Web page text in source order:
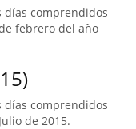
días comprendidos
febrero del año
días comprendidos
de 2015.